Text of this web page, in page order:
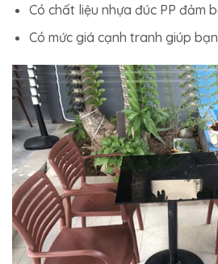
Có chất liệu nhựa đúc PP đảm
Có mức giá cạnh tranh giúp